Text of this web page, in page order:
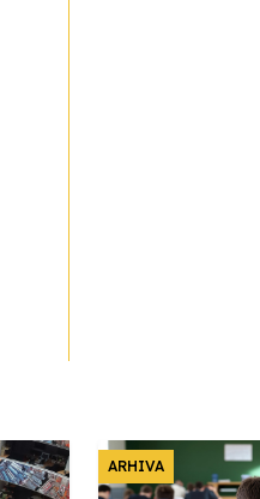
ARHIVA